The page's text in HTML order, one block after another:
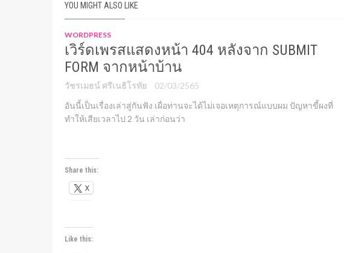
YOU MIGHT ALSO LIKE
WORDPRESS
เวิร์ดเพรสแสดงหน้า 404 หลังจาก SUBMIT
FORM จากหน้าบ้าน
วัชรเมธน์ ศรีเนธิโรทัย
02/03/2565
อันนี้เป็นเรื่องเล่าสู่กันฟัง เผื่อท่านจะได้ไม่เจอเหตุการณ์แบบผม ปัญหาขี้ผงที่
ทำให้เสียเวลาไป 2 วัน เล่าก่อนว่า
Share this:
X
Like this: